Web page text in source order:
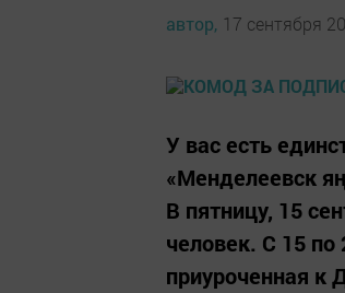
автор, 17 сентября
У вас есть
«Менделеевск
В пятницу, 15
человек. С 15 по
приуроченная к